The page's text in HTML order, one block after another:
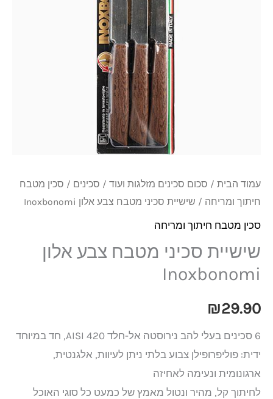
עמוד הבית / סכום סכינים מזלגות ועוד / סכינים / סכין מטבח
חיתוך ומריחה / שישיית סכיני מטבח צבע אלון Inoxbonomi
סכין מטבח חיתוך ומריחה
שישיית סכיני מטבח צבע אלון
Inoxbonomi
₪29.90
6 סכינים בעלי להב נירוסטה אל-חלד AISI 420, חד במיוחד
ידית: פוליפרופילן צבוע בלתי ניתן לעיוות, אלגנטית,
ארגונומית ונעימה לאחיזה
לחיתוך קל, מהיר ונטול מאמץ של כמעט כל סוגי האוכל